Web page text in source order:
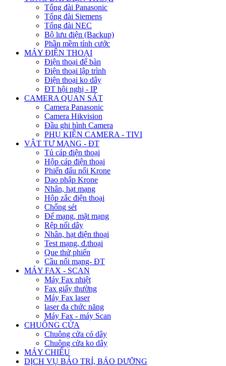
Tổng đài Panasonic
Tổng đài Siemens
Tổng đài NEC
Bộ lưu điện (Backup)
Phần mềm tính cước
MÁY ĐIỆN THOẠI
Điện thoại để bàn
Điện thoại lập trình
Điện thoại ko dây
ĐT hội nghị - IP
CAMERA QUAN SÁT
Camera Panasonic
Camera Hikvision
Đầu ghi hình Camera
PHỤ KIỆN CAMERA - TIVI
VẬT TƯ MẠNG - ĐT
Tủ cáp điện thoại
Hộp cáp điện thoại
Phiến đấu nối Krone
Dao phập Krone
Nhân, hạt mạng
Hộp zắc điện thoại
Chống sét
Đế mạng, mặt mạng
Rệp nối dây
Nhân, hạt điện thoại
Test mạng, đ.thoại
Que thử phiến
Cầu nối mạng- ĐT
MÁY FAX - SCAN
Máy Fax nhiệt
Fax giấy thường
Máy Fax laser
laser đa chức năng
Máy Fax - máy Scan
CHUÔNG CỬA
Chuông cửa có dây
Chuông cửa ko dây
MÁY CHIẾU
DỊCH VỤ BẢO TRỈ, BẢO DƯỠNG